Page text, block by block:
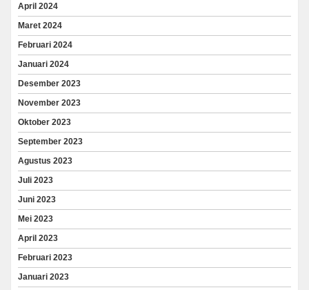
April 2024
Maret 2024
Februari 2024
Januari 2024
Desember 2023
November 2023
Oktober 2023
September 2023
Agustus 2023
Juli 2023
Juni 2023
Mei 2023
April 2023
Februari 2023
Januari 2023